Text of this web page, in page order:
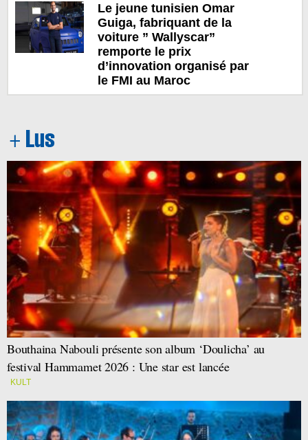
Le jeune tunisien Omar
Guiga, fabriquant de la
voiture ” Wallyscar”
remporte le prix
d’innovation organisé par
le FMI au Maroc
Bouthaina Nabouli présente son album ‘Doulicha’ au
festival Hammamet 2026 : Une star est lancée
KULT